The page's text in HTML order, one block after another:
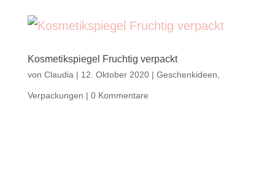
Kosmetikspiegel Fruchtig verpackt
von Claudia | 12. Oktober 2020| Geschenkideen
Verpackungen | 0 Kommentare